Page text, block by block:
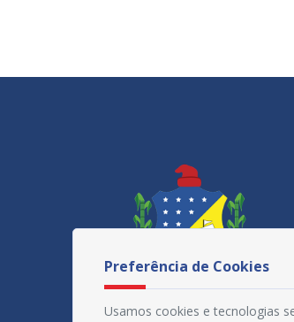
Preferência de Cookies
Usamos cookies e tecnologias